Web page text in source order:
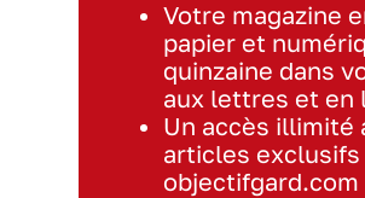
Votre magazine
papier et
quinzaine dans
aux lettres et en
Un accès illimité
articles exclusifs
objectifgard.com